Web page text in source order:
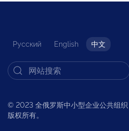
Русский English 中文
© 2023 全俄罗斯中小型企业公共组织
版权所有。